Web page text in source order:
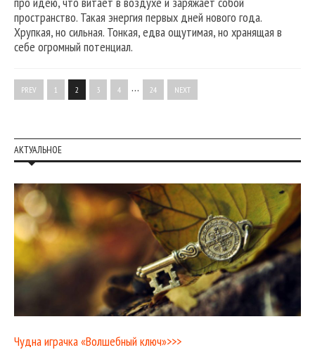
пространство. Такая энергия первых дней нового года.
Хрупкая, но сильная. Тонкая, едва ощутимая, но хранящая в
себе огромный потенциал.
PREV 1 2 3 4 … 24 NEXT
АКТУАЛЬНОЕ
Чудна играчка «Волшебный ключ»>>>